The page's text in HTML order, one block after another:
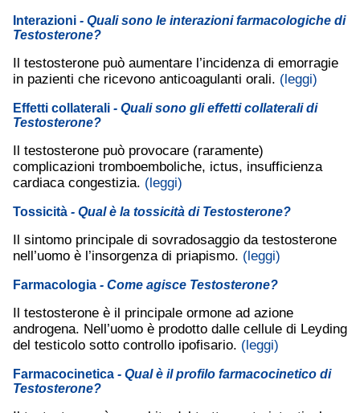
Interazioni - Quali sono le interazioni farmacologiche di
Testosterone?
Il testosterone può aumentare l’incidenza di emorragie
in pazienti che ricevono anticoagulanti orali. (leggi)
Effetti collaterali - Quali sono gli effetti collaterali di
Testosterone?
Il testosterone può provocare (raramente)
complicazioni tromboemboliche, ictus, insufficienza
cardiaca congestizia. (leggi)
Tossicità - Qual è la tossicità di Testosterone?
Il sintomo principale di sovradosaggio da testosterone
nell’uomo è l’insorgenza di priapismo. (leggi)
Farmacologia - Come agisce Testosterone?
Il testosterone è il principale ormone ad azione
androgena. Nell’uomo è prodotto dalle cellule di Leyding
del testicolo sotto controllo ipofisario. (leggi)
Farmacocinetica - Qual è il profilo farmacocinetico di
Testosterone?